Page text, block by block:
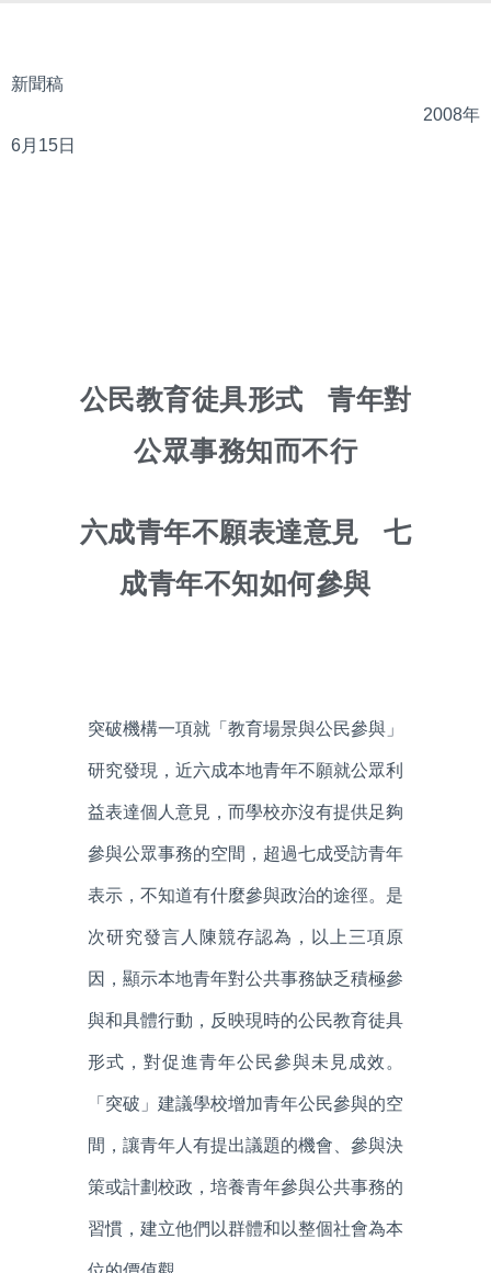
新聞稿
2008年
6月15日
公民教育徒具形式 青年對
公眾事務知而不行
六成青年不願表達意見 七
成青年不知如何參與
突破機構一項就「教育場景與公民參與」
研究發現，近六成本地青年不願就公眾利
益表達個人意見，而學校亦沒有提供足夠
參與公眾事務的空間，超過七成受訪青年
表示，不知道有什麼參與政治的途徑。是
次研究發言人陳競存認為，以上三項原
因，顯示本地青年對公共事務缺乏積極參
與和具體行動，反映現時的公民教育徒具
形式，對促進青年公民參與未見成效。
「突破」建議學校增加青年公民參與的空
間，讓青年人有提出議題的機會、參與決
策或計劃校政，培養青年參與公共事務的
習慣，建立他們以群體和以整個社會為本